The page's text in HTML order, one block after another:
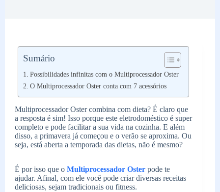
Sumário
Possibilidades infinitas com o Multiprocessador Oster
O Multiprocessador Oster conta com 7 acessórios
Multiprocessador Oster combina com dieta? É claro que
a resposta é sim! Isso porque este eletrodoméstico é super
completo e pode facilitar a sua vida na cozinha. E além
disso, a primavera já começou e o verão se aproxima. Ou
seja, está aberta a temporada das dietas, não é mesmo?
É por isso que o Multiprocessador Oster pode te
ajudar. Afinal, com ele você pode criar diversas receitas
deliciosas, sejam tradicionais ou fitness.